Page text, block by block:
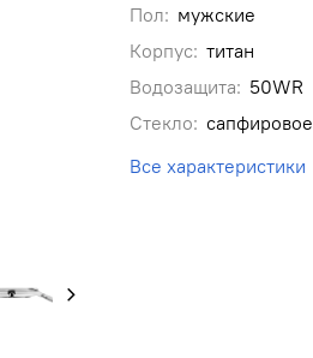
Пол: мужские
Корпус: титан
Водозащита: 50WR
Стекло: сапфировое
Все характеристики